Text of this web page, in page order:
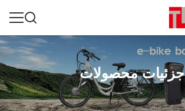
جزئیات محصولات